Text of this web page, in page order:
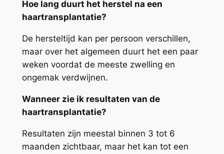
Hoe lang duurt het herstel na een
haartransplantatie?
De hersteltijd kan per persoon verschillen,
maar over het algemeen duurt het een paar
weken voordat de meeste zwelling en
ongemak verdwijnen.
Wanneer zie ik resultaten van de
haartransplantatie?
Resultaten zijn meestal binnen 3 tot 6
maanden zichtbaar, maar het kan tot een